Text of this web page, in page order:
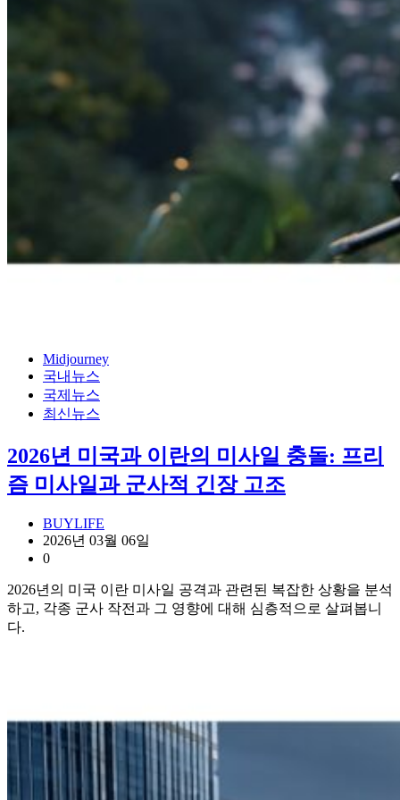
Midjourney
국내뉴스
국제뉴스
최신뉴스
2026년 미국과 이란의 미사일 충돌: 프리
즘 미사일과 군사적 긴장 고조
BUYLIFE
2026년 03월 06일
0
2026년의 미국 이란 미사일 공격과 관련된 복잡한 상황을 분석
하고, 각종 군사 작전과 그 영향에 대해 심층적으로 살펴봅니
다.